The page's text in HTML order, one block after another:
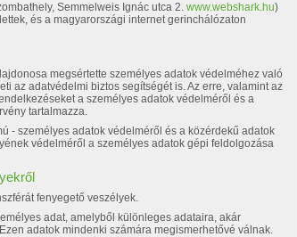
Semmelweis Ignác utca 2. www.webshark.hu)
és a magyarországi internet gerinchálózaton
megsértette személyes adatok védelméhez való
az adatvédelmi biztos segítségét is. Az erre, valamint az
a személyes adatok védelméről és a
tartalmazza.
- személyes adatok védelméről és a közérdekű adatok
védelméről a személyes adatok gépi feldolgozása
fenyegető veszélyek.
adat, amelyből különleges adataira, akár
adatok mindenki számára megismerhetővé válnak.